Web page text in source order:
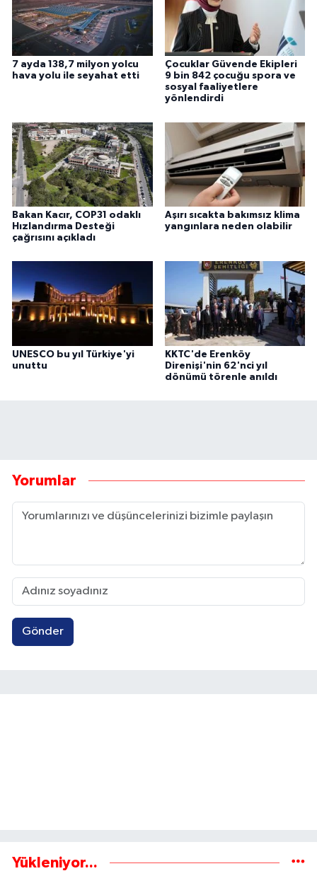
7 ayda 138,7 milyon yolcu
hava yolu ile seyahat etti
Çocuklar Güvende Ekipleri
9 bin 842 çocuğu spora ve
sosyal faaliyetlere
yönlendirdi
Bakan Kacır, COP31 odaklı
Hızlandırma Desteği
çağrısını açıkladı
Aşırı sıcakta bakımsız klima
yangınlara neden olabilir
UNESCO bu yıl Türkiye'yi
unuttu
KKTC'de Erenköy
Direnişi'nin 62'nci yıl
dönümü törenle anıldı
Yorumlar